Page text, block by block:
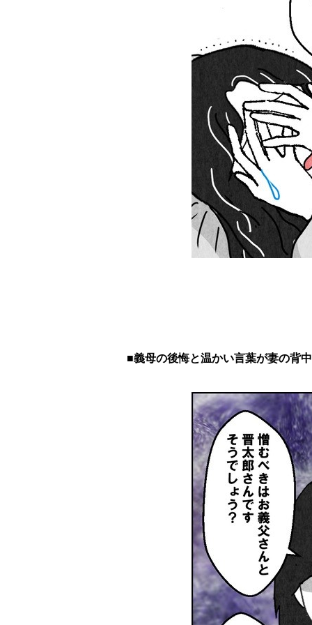
■義母の後悔と温かい言葉が妻の背